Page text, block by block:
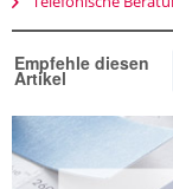
Empfehle diesen
Artikel